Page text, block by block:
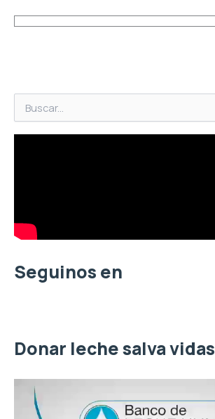
u
s
r
:
Seguinos en
Donar leche salva vidas